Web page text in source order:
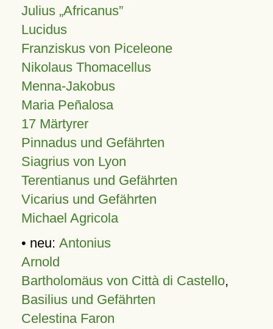
Julius Africanus
Lucidus
Franziskus von Piceleone
Nikolaus Thomacellus
Menna-Jakobus
Maria Peñalosa
17 Märtyrer
Pinnadus und Gefährten
Siagrius von Lyon
Terentianus und Gefährten
Vicarius und Gefährten
Michael Agricola
• neu: Antonius
Arnold
Bartholomäus von Città di Castello,
Basilius und Gefährten
Celestina Faron